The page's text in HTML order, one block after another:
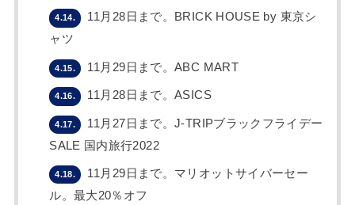
4.14.
11月28日まで。BRICK HOUSE by 東京シ
ャツ
4.15. 11月29日まで。ABC MART
4.16. 11月28日まで。ASICS
4.17.
11月27日まで。J-TRIPブラックフライデー
SALE 国内旅行2022
4.18.
11月29日まで。マリオットサイバーセー
ル。最大20％オフ